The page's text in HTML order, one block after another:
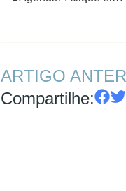
ARTIGO
Compartilhe: